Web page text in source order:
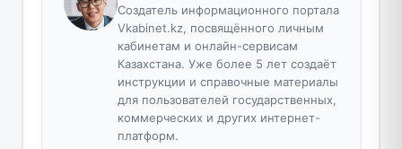
Создатель информационного портала
Vkabinet.kz, посвящённого личным
кабинетам и онлайн-сервисам
Казахстана. Уже более 5 лет создаёт
инструкции и справочные материалы
для пользователей государственных,
коммерческих и других интернет-
платформ.